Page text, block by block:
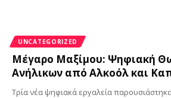
UNCATEGORIZED
Μέγαρο Μαξίμου: Ψηφιακή
Ανήλικων από Αλκοόλ και
Τρία νέα ψηφιακά εργαλεία